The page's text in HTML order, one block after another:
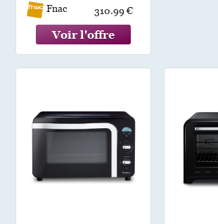
Fnac 310.99 €